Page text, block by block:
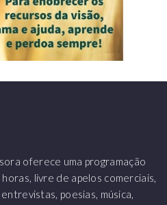
oferece uma programação
livre de apelos comerciais,
poesias, música,